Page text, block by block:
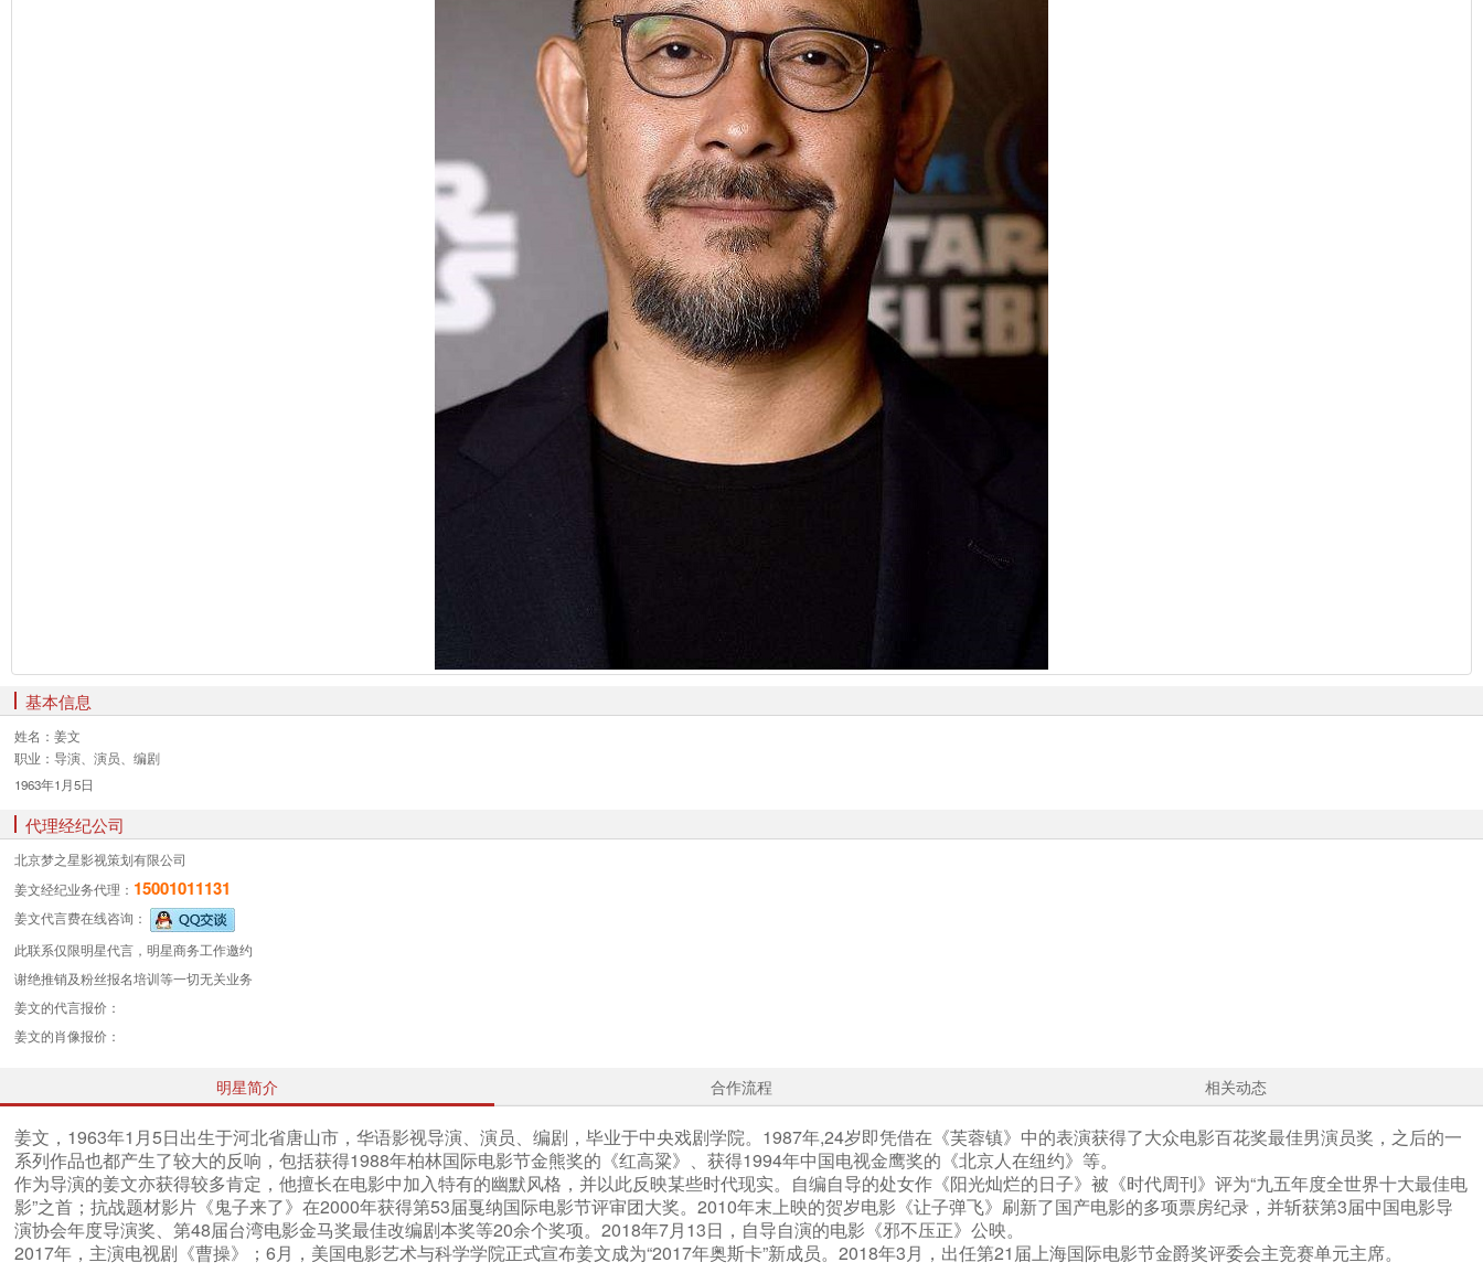
基本信息
姓名： 姜文
职业： 导演、演员、编剧
1963年1月5日
代理经纪公司
北京梦之星影视策划有限公司
姜文经纪业务代理： 15001011131
姜文代言费在线咨询：
此联系仅限明星代言，明星商务工作邀约
谢绝推销及粉丝报名培训等一切无关业务
姜文的代言报价：
姜文的肖像报价：
明星简介 合作流程 相关动态
姜文，1963年1月5日出生于河北省唐山市，华语影视导演、演员、编剧，毕业于中央戏剧学院。1987年,24岁即凭借在《芙蓉镇》中的表演获得了大众电影百花奖最佳男演员奖，之后的一
系列作品也都产生了较大的反响，包括获得1988年柏林国际电影节金熊奖的《红高粱》、获得1994年中国电视金鹰奖的《北京人在纽约》等。
作为导演的姜文亦获得较多肯定，他擅长在电影中加入特有的幽默风格，并以此反映某些时代现实。自编自导的处女作《阳光灿烂的日子》被《时代周刊》评为“九五年度全世界十大最佳电
影”之首；抗战题材影片《鬼子来了》在2000年获得第53届戛纳国际电影节评审团大奖。2010年末上映的贺岁电影《让子弹飞》刷新了国产电影的多项票房纪录，并斩获第3届中国电影导
演协会年度导演奖、第48届台湾电影金马奖最佳改编剧本奖等20余个奖项。2018年7月13日，自导自演的电影《邪不压正》公映。
2017年，主演电视剧《曹操》；6月，美国电影艺术与科学学院正式宣布姜文成为“2017年奥斯卡”新成员。2018年3月，出任第21届上海国际电影节金爵奖评委会主竞赛单元主席。